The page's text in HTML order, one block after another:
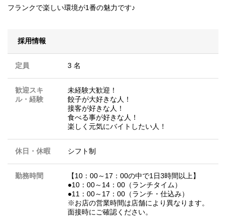
フランクで楽しい環境が1番の魅力です♪
採用情報
定員 3 名
歓迎スキ
ル・経験
未経験大歓迎！
餃子が大好きな人！
接客が好きな人！
食べる事が好きな人！
楽しく元気にバイトしたい人！
休日・休暇 シフト制
勤務時間
【10：00～17：00の中で1日3時間以上】
●10：00～14：00（ランチタイム）
●11：00～17：00（ランチ・仕込み）
※お店の営業時間は店舗により異なります。
面接時にご確認ください。